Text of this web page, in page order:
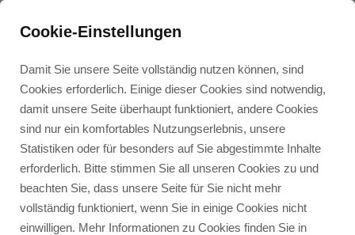
Kunden-
dienst
Energie-
wende
Über
uns
Kunden-
zufriedenheit
Stellen-
angebote
Pillipp Haustechnik
Cookie-Einstellungen
Damit Sie unsere Seite vollständig nutzen können, sind
Cookies erforderlich. Einige dieser Cookies sind notwendig,
damit unsere Seite überhaupt funktioniert, andere Cookies
sind nur ein komfortables Nutzungserlebnis, unsere
Statistiken oder für besonders auf Sie abgestimmte Inhalte
erforderlich. Bitte stimmen Sie all unseren Cookies zu und
beachten Sie, dass unsere Seite für Sie nicht mehr
vollständig funktioniert, wenn Sie in einige Cookies nicht
einwilligen. Mehr Informationen zu Cookies finden Sie in